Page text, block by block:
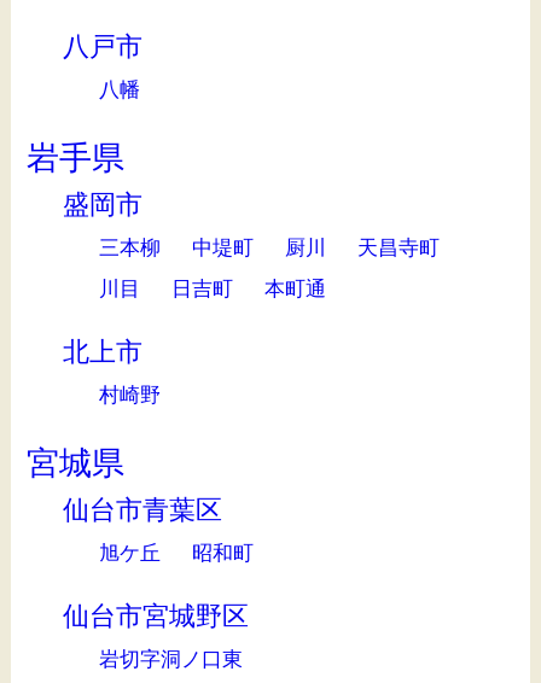
八戸市
八幡
岩手県
盛岡市
三本柳 中堤町 厨川
天昌寺町
川目
日吉町 本町通
北上市
村崎野
宮城県
仙台市青葉区
旭ケ丘 昭和町
仙台市宮城野区
岩切字洞ノ口東